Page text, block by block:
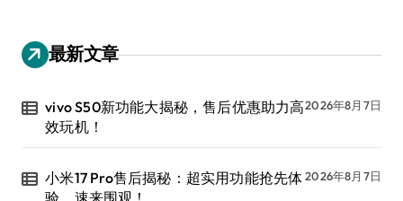
最新文章
vivo S50新功能大揭秘，售后优惠助力高
效玩机！
2026年8月7日
小米17 Pro售后揭秘：超实用功能抢先体2026年8月7日